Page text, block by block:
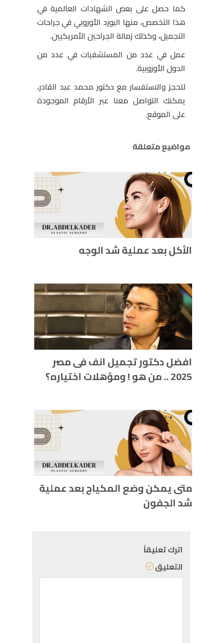
كما حصل على بعض الشهادات العالمية في
هذا التخصص، منها البورد الأوروبي في جراحات
التجميل، وكذلك زمالة الجراحين الأمريكيين.
عمل في عدد من المستشفيات في عدد من
الدول الأوروبية.
للحجز والاستفسار مع دكتور محمد عبد القادر،
يمكنك التواصل معنا عبر الأرقام الموجودة
على الموقع.
مواضيع متعلقة
الأكل بعد عملية شد الوجه
افضل دكتور تجميل انف فى مصر
2025 .. من هو ! ومؤهلات اختياره؟
متى يمكن وضع المكياج بعد عملية
شد الجفون
اترك تعليقاً
التعليق